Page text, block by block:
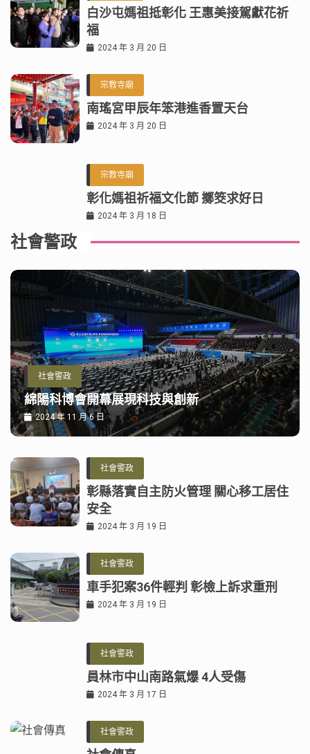
白沙屯媽祖抵彰化 王惠美接駕獻花祈
福
2024 年 3 月 20 日
宗教寺廟
南瑤宮甲辰年笨港進香置天台
2024 年 3 月 20 日
宗教寺廟
彰化媽祖祈福文化節 擲筊求好日
2024 年 3 月 18 日
社會警政
社會警政
綿陽科博會開幕展現科技與創新
2024 年 11 月 6 日
社會警政
彰縣落實自主防火管理 關心移工居住
安全
2024 年 3 月 19 日
社會警政
車手犯案36件輕判 彰檢上訴求重刑
2024 年 3 月 19 日
社會警政
員林市中山南路氣爆 4人受傷
2024 年 3 月 17 日
社會警政